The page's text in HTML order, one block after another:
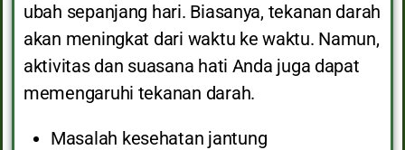
ubah sepanjang hari. Biasanya, tekanan darah
akan meningkat dari waktu ke waktu. Namun,
aktivitas dan suasana hati Anda juga dapat
memengaruhi tekanan darah.
Masalah kesehatan jantung